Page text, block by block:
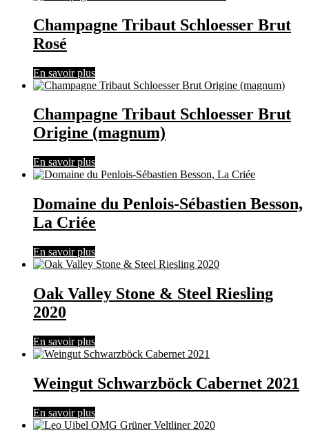
Champagne Tribaut Schloesser Brut
Rosé
En savoir plus
Champagne Tribaut Schloesser Brut
Origine (magnum)
En savoir plus
Domaine du Penlois-Sébastien Besson,
La Criée
En savoir plus
Oak Valley Stone & Steel Riesling
2020
En savoir plus
Weingut Schwarzböck Cabernet 2021
En savoir plus